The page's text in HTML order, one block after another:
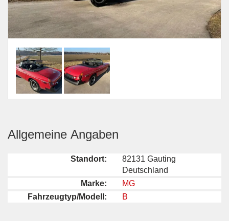
Allgemeine Angaben
Standort:
82131 Gauting
Deutschland
Marke:
MG
Fahrzeugtyp/Modell:
B